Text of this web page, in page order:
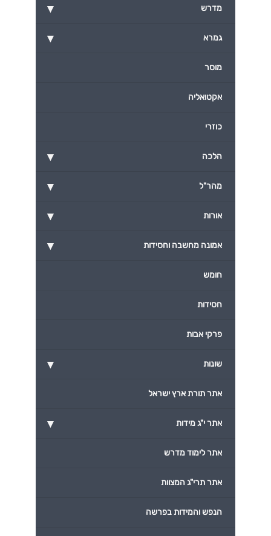
▾ מדרש
▾ גמרא
מוסר
אקטואליה
כוזרי
▾ הלכה
▾ מהר"ל
▾ אורות
▾ אמונה מחשבה וחסידות
חומש
חסידות
פרקי אבות
▾ שונות
אתר תורת ארץ ישראל
▾ אתר י"ג מידות
אתר לימוד מדרש
אתר תרי"ג המצוות
הנפש והמידות בפרשה